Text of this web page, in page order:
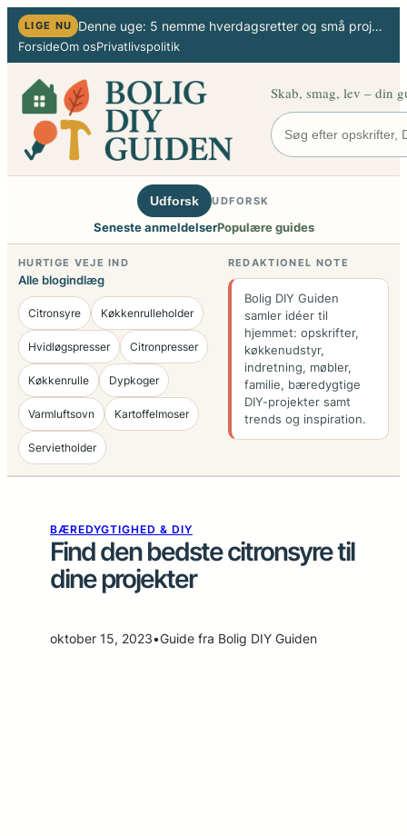
Spring
indhold
LIGE NU Denne uge: 5 nemme hverdagsretter og små projekter til hjemmet
ForsideOm osPrivatlivspolitik
Skab, smag, lev – din
Udforsk UDFORSK
Seneste anmeldelserPopulære guides
HURTIGE VEJE IND
Alle blogindlæg
Citronsyre Køkkenrulleholder
Hvidløgspresser Citronpresser
Køkkenrulle Dypkoger
Varmluftsovn Kartoffelmoser
Servietholder
REDAKTIONEL NOTE
Bolig DIY Guiden
samler idéer til
hjemmet: opskrifter,
køkkenudstyr,
indretning, møbler,
familie, bæredygtige
DIY-projekter samt
trends og inspiration.
BÆREDYGTIGHED & DIY
Find den bedste citronsyre til
dine projekter
oktober 15, 2023•Guide fra Bolig DIY Guiden